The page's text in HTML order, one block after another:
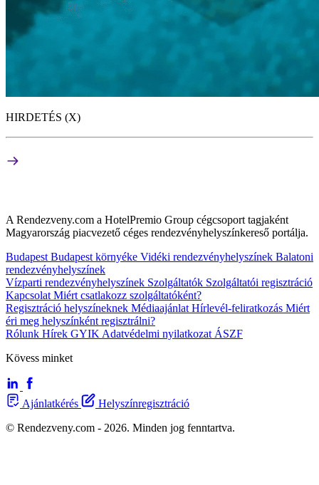
HIRDETÉS (X)
A Rendezveny.com a HotelPremio Group cégcsoport tagjaként
Magyarország piacvezető céges rendezvényhelyszínkereső portálja.
Budapest Budapest környéke Vidéki rendezvényhelyszínek Balatoni
rendezvényhelyszínek
Vízparti rendezvényhelyszínek Szolgáltatók Szolgáltatói regisztráció
Kapcsolat Miért csatlakozz szolgáltatóként?
Regisztráció helyszíneknek Médiaajánlat Hírlevél-feliratkozás Miért
éri meg helyszínként regisztrálni?
Rólunk Hírek GYIK Adatvédelmi nyilatkozat ÁSZF
Kövess minket
Ajánlatkérés
Helyszínregisztráció
© Rendezveny.com - 2026. Minden jog fenntartva.